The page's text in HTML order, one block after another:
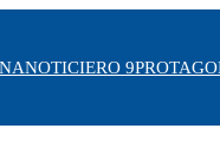
NOTICIERO 9